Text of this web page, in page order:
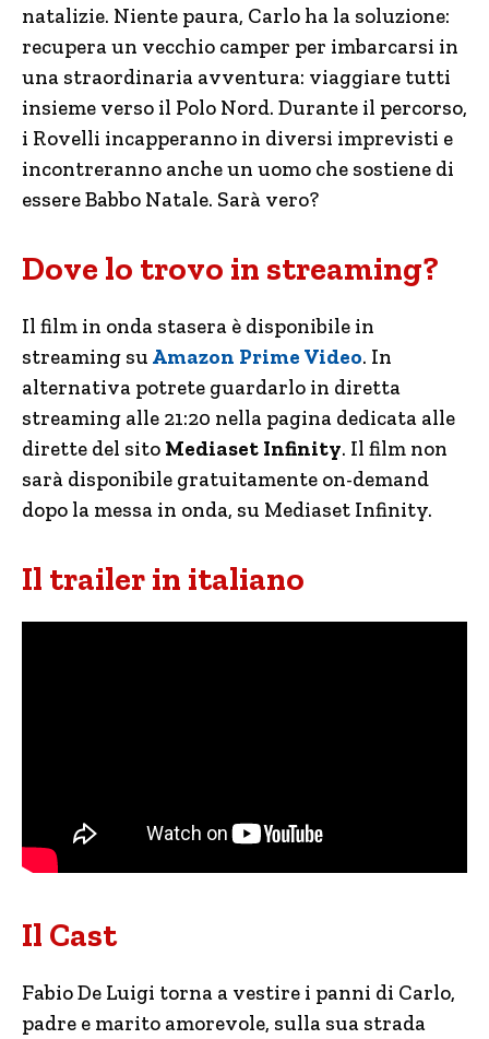
natalizie. Niente paura, Carlo ha la soluzione:
recupera un vecchio camper per imbarcarsi in
una straordinaria avventura: viaggiare tutti
insieme verso il Polo Nord. Durante il percorso,
i Rovelli incapperanno in diversi imprevisti e
incontreranno anche un uomo che sostiene di
essere Babbo Natale. Sarà vero?
Dove lo trovo in streaming?
Il film in onda stasera è disponibile in
streaming su Amazon Prime Video. In
alternativa potrete guardarlo in diretta
streaming alle 21:20 nella pagina dedicata alle
dirette del sito Mediaset Infinity. Il film non
sarà disponibile gratuitamente on-demand
dopo la messa in onda, su Mediaset Infinity.
Il trailer in italiano
Il Cast
Fabio De Luigi torna a vestire i panni di Carlo,
padre e marito amorevole, sulla sua strada